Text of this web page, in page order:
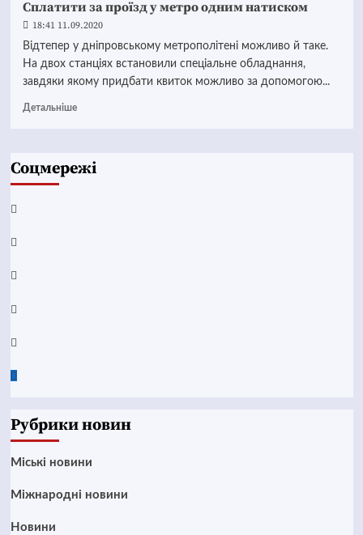
Сплатити за проїзд у метро одним натиском
18:41 11.09.2020
Відтепер у дніпровському метрополітені можливо й таке.
На двох станціях встановили спеціальне обладнання,
завдяки якому придбати квиток можливо за допомогою...
Детальніше
Соцмережі
Facebook
YouTube
Telegram
Instagram
Twitter
Google
Рубрики новин
Mіські новини
Міжнародні новини
Новини